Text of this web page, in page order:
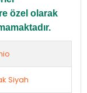
özel olarak
Siyah